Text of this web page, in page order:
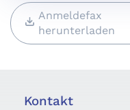
Anmeldefax
herunterladen
Kontakt